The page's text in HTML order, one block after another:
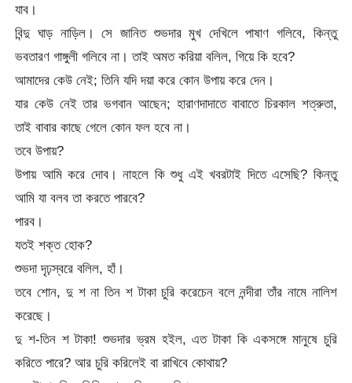
যাব।
বিন্দু ঘাড় নাড়িল। সে জানিত শুভদার মুখ দেখিলে পাষাণ গলিবে, কিন্তু
ভবতারণ গাঙ্গুলী গলিবে না। তাই অমত করিয়া বলিল, গিয়ে কি হবে?
আমাদের কেউ নেই; তিনি যদি দয়া করে কোন উপায় করে দেন।
যার কেউ নেই তার ভগবান আছেন; হারাণদাদাতে বাবাতে চিরকাল শত্রুতা,
তাই বাবার কাছে গেলে কোন ফল হবে না।
তবে উপায়?
উপায় আমি করে দোব। নাহলে কি শুধু এই খবরটাই দিতে এসেছি? কিন্তু
আমি যা বলব তা করতে পারবে?
পারব।
যতই শক্ত হোক?
শুভদা দৃঢ়স্বরে বলিল, হাঁ।
তবে শোন, দু শ না তিন শ টাকা চুরি করেচেন বলে নন্দীরা তাঁর নামে নালিশ
করেছে।
দু শ-তিন শ টাকা! শুভদার ভ্রম হইল, এত টাকা কি একসঙ্গে মানুষে চুরি
করিতে পারে? আর চুরি করিলেই বা রাখিবে কোথায়?